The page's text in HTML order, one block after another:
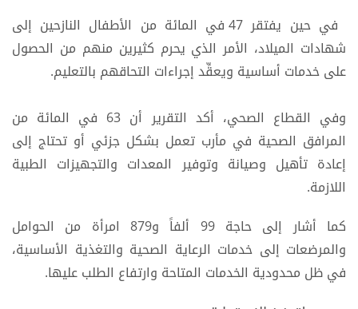
في حين يفتقر 47 في المائة من الأطفال النازحين إلى
شهادات الميلاد، الأمر الذي يحرم كثيرين منهم من الحصول
على خدمات أساسية ويعقِّد إجراءات التحاقهم بالتعليم.
وفي القطاع الصحي، أكد التقرير أن 63 في المائة من
المرافق الصحية في مأرب تعمل بشكل جزئي أو تحتاج إلى
إعادة تأهيل وصيانة وتوفير المعدات والتجهيزات الطبية
اللازمة.
كما أشار إلى حاجة 99 ألفاً و879 امرأة من الحوامل
والمرضعات إلى خدمات الرعاية الصحية والتغذية الأساسية،
في ظل محدودية الخدمات المتاحة وارتفاع الطلب عليها.